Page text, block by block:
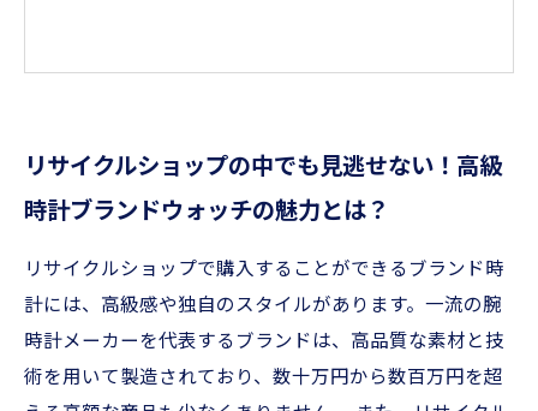
リサイクルショップの中でも見逃せない！高級
時計ブランドウォッチの魅力とは？
リサイクルショップで購入することができるブランド時
計には、高級感や独自のスタイルがあります。一流の腕
時計メーカーを代表するブランドは、高品質な素材と技
術を用いて製造されており、数十万円から数百万円を超